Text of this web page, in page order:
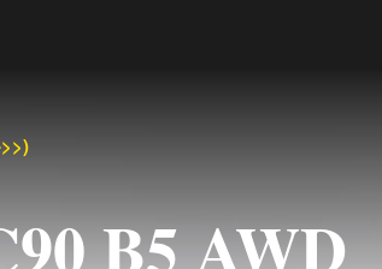
B5 AWD